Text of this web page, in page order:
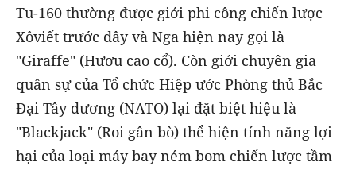
Tu-160 thường được giới phi công chiến lược
Xôviết trước đây và Nga hiện nay gọi là
"Giraffe" (Hươu cao cổ). Còn giới chuyên gia
quân sự của Tổ chức Hiệp ước Phòng thủ Bắc
Đại Tây dương (NATO) lại đặt biệt hiệu là
"Blackjack" (Roi gân bò) thể hiện tính năng lợi
hại của loại máy bay ném bom chiến lược tầm